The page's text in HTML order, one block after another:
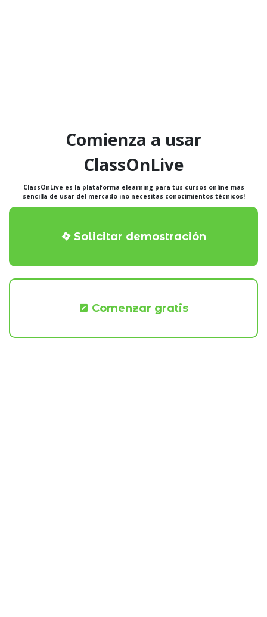
Comienza a usar
ClassOnLive
ClassOnLive es la plataforma elearning para tus cursos online mas
sencilla de usar del mercado ¡no necesitas conocimientos técnicos!
Solicitar demostración
Comenzar gratis